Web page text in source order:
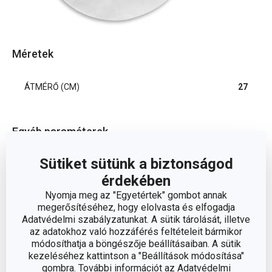
Sütiket sütünk a biztonságod
érdekében
Nyomja meg az "Egyetértek" gombot annak
megerősítéséhez, hogy elolvasta és elfogadja
Adatvédelmi szabályzatunkat. A sütik tárolását, illetve
az adatokhoz való hozzáférés feltételeit bármikor
módosíthatja a böngészője beállításaiban. A sütik
kezeléséhez kattintson a "Beállítások módosítása"
gombra. További információt az Adatvédelmi
Méretek
ÁTMÉRŐ (CM) 27
Egyéb paraméterek
BESOROLÁS
sütési
SÜTŐBE ALKALMAS Igen
TERMÉKCSALÁD DELÍCIA